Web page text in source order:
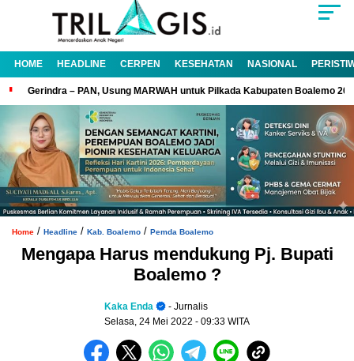
HOME HEADLINE CERPEN KESEHATAN NASIONAL
Gerindra – PAN, Usung MARWAH untuk Pilkada Kabupaten Boalemo
Home / Headline / Kab. Boalemo / Pemda Boalemo
Mengapa Harus mendukung Pj. Bupati
Boalemo ?
Kaka Enda
- Jurnalis
Selasa, 24 Mei 2022 - 09:33 WITA